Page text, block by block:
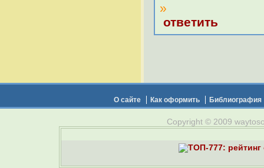
»
ответить
О сайте Как оформить Библиография
Copyright © 2009